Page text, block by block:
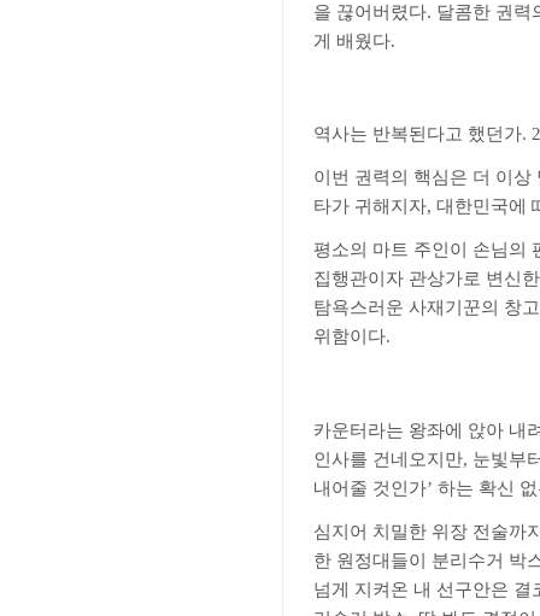
을 끊어버렸다. 달콤한 권력
게 배웠다.
역사는 반복된다고 했던가.
이번 권력의 핵심은 더 이상
타가 귀해지자, 대한민국에
평소의 마트 주인이 손님의
집행관이자 관상가로 변신
탐욕스러운 사재기꾼의 창
위함이다.
카운터라는 왕좌에 앉아 내
인사를 건네오지만, 눈빛부
내어줄 것인가’ 하는 확신
심지어 치밀한 위장 전술까
한 원정대들이 분리수거 박
넘게 지켜온 내 선구안은 결